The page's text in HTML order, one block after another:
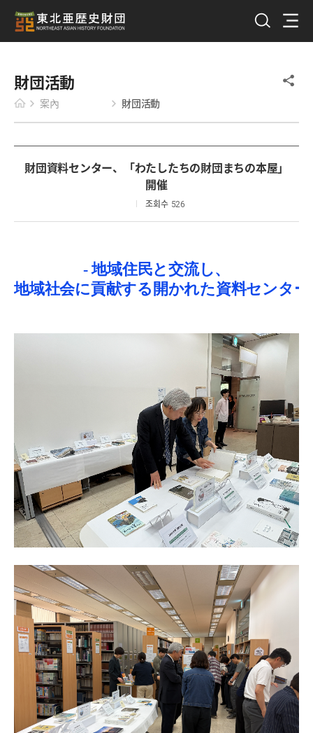
財団活動
案內 財団活動
財団資料センター、「わたしたちの財団まちの本屋」
開催
조회수 526
- 地域住民と交流し、
地域社会に貢献する開かれた資料センター